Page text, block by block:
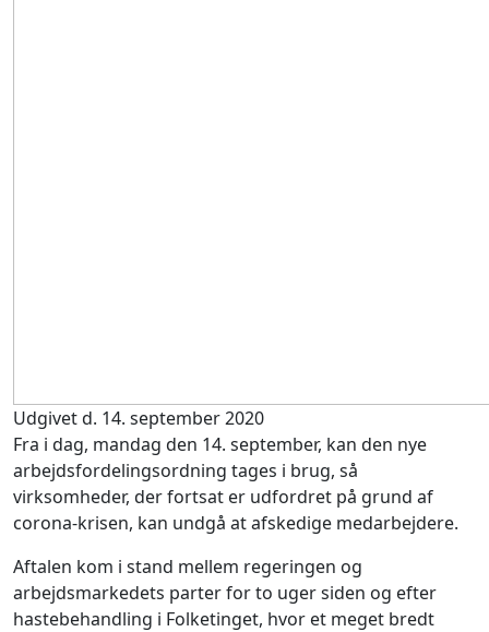
Udgivet d. 14. september 2020
Fra i dag, mandag den 14. september, kan den nye
arbejdsfordelingsordning tages i brug, så
virksomheder, der fortsat er udfordret på grund af
corona-krisen, kan undgå at afskedige medarbejdere.
Aftalen kom i stand mellem regeringen og
arbejdsmarkedets parter for to uger siden og efter
hastebehandling i Folketinget, hvor et meget bredt